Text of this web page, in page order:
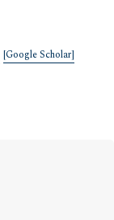
[Google Scholar]